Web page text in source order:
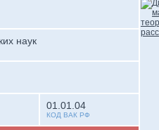
наук
01.01.04
КОД ВАК РФ